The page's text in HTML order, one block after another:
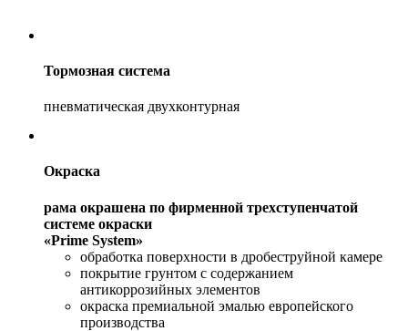
Тормозная система
пневматическая двухконтурная
Окраска
рама окрашена по фирменной трехступенчатой
системе окраски
«Prime System»
обработка поверхности в дробеструйной камере
покрытие грунтом с содержанием
антикоррозийных элементов
окраска премиальной эмалью европейского
производства